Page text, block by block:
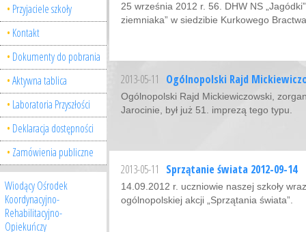
Przyjaciele szkoły
Kontakt
Dokumenty do pobrania
Aktywna tablica
Laboratoria Przyszłości
Deklaracja dostępności
Zamówienia publiczne
Wiodący Ośrodek
Koordynacyjno-
Rehabilitacyjno-
Opiekuńczy
25 września 2012 r. 56. DHW NS
ziemniaka” w siedzibie Kurkowego
2013-05-11 Ogólnopolski Rajd
Ogólnopolski Rajd Mickiewiczowski,
Jarocinie, był już 51. imprezą tego typu.
2013-05-11 Sprzątanie świata 2012-09-14
14.09.2012 r. uczniowie naszej szkoły
ogólnopolskiej akcji „Sprzątania świata”.